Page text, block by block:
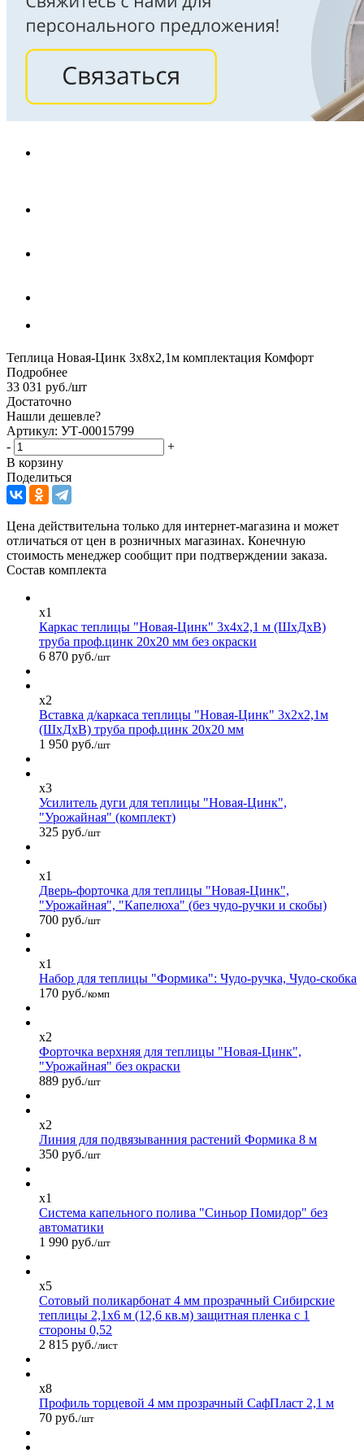
Теплица Новая-Цинк 3х8х2,1м комплектация Комфорт
Подробнее
33 031 руб./шт
Достаточно
Нашли дешевле?
Артикул: УТ-00015799
-
+
В корзину
Поделиться
Цена действительна только для интернет-магазина и может
отличаться от цен в розничных магазинах. Конечную
стоимость менеджер сообщит при подтверждении заказа.
Состав комплекта
x1
Каркас теплицы "Новая-Цинк" 3х4х2,1 м (ШхДхВ)
труба проф.цинк 20х20 мм без окраски
6 870 руб./шт
x2
Вставка д/каркаса теплицы "Новая-Цинк" 3х2х2,1м
(ШхДхВ) труба проф.цинк 20х20 мм
1 950 руб./шт
x3
Усилитель дуги для теплицы "Новая-Цинк",
"Урожайная" (комплект)
325 руб./шт
x1
Дверь-форточка для теплицы "Новая-Цинк",
"Урожайная", "Капелюха" (без чудо-ручки и скобы)
700 руб./шт
x1
Набор для теплицы "Формика": Чудо-ручка, Чудо-скобка
170 руб./комп
x2
Форточка верхняя для теплицы "Новая-Цинк",
"Урожайная" без окраски
889 руб./шт
x2
Линия для подвязыванния растений Формика 8 м
350 руб./шт
x1
Система капельного полива "Синьор Помидор" без
автоматики
1 990 руб./шт
x5
Сотовый поликарбонат 4 мм прозрачный Сибирские
теплицы 2,1х6 м (12,6 кв.м) защитная пленка с 1
стороны 0,52
2 815 руб./лист
x8
Профиль торцевой 4 мм прозрачный СафПласт 2,1 м
70 руб./шт